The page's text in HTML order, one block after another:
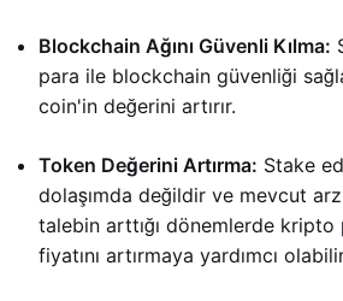
Blockchain Ağını Güvenli Kılma:
para ile blockchain güvenliği
coin'in değerini artırır.
Token Değerini Artırma: Stake
dolaşımda değildir ve mevcut
talebin arttığı dönemlerde
fiyatını artırmaya yardımcı